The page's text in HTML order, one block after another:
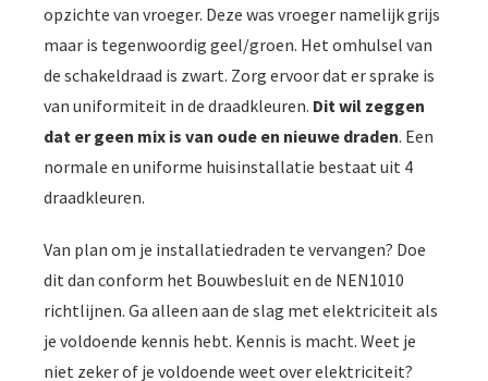
opzichte van vroeger. Deze was vroeger namelijk grijs
maar is tegenwoordig geel/groen. Het omhulsel van
de schakeldraad is zwart. Zorg ervoor dat er sprake is
van uniformiteit in de draadkleuren. Dit wil zeggen
dat er geen mix is van oude en nieuwe draden. Een
normale en uniforme huisinstallatie bestaat uit 4
draadkleuren.
Van plan om je installatiedraden te vervangen? Doe
dit dan conform het Bouwbesluit en de NEN1010
richtlijnen. Ga alleen aan de slag met elektriciteit als
je voldoende kennis hebt. Kennis is macht. Weet je
niet zeker of je voldoende weet over elektriciteit?